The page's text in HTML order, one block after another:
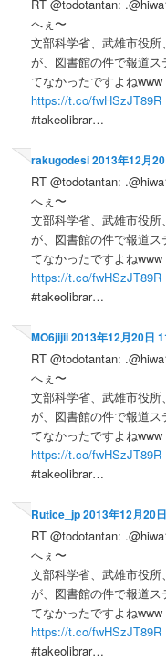
RT @todotantan:
へぇ〜
文部科学省、武雄市役
が、図書館の件で報道
てなかったですよねwww
https://t.co/fwHSzJT89R
#takeolibrar…
rakugodesi2013年12月
RT @todotantan:
へぇ〜
文部科学省、武雄市役
が、図書館の件で報道
てなかったですよねwww
https://t.co/fwHSzJT89R
#takeolibrar…
MO6jijii2013年12月20日
RT @todotantan:
へぇ〜
文部科学省、武雄市役
が、図書館の件で報道
てなかったですよねwww
https://t.co/fwHSzJT89R
#takeolibrar…
Rutice_jp2013年12月20
RT @todotantan:
へぇ〜
文部科学省、武雄市役
が、図書館の件で報道
てなかったですよねwww
https://t.co/fwHSzJT89R
#takeolibrar…